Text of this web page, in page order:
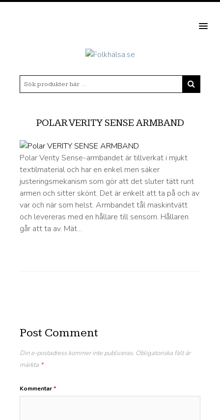
POLAR VERITY SENSE ARMBAND
Polar Verity Sense-armbandet är tillverkat i mjukt
textilmaterial och har en enkel men säker
justeringsmekanism som gör att det sluter tätt runt
armen och sitter skönt. Det är enkelt att ta på och av
var och när som helst. Armbandet tål maskintvätt
och levereras med en hållare till sensorn. Hållaren
går att ta av. Mät…
Post Comment
Din e-postadress kommer inte publiceras. Obligatoriska fält är
märkta *
Kommentar*